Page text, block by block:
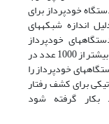
خودپرداز برای
اندازه شبکه­های
خودپرداز
اصلی موسسات خدماتی با دستگاه­های خودپرداز بیشتر از 1000 عدد در
خودپرداز را
برای کشف رفتار
بکار گرفته شود